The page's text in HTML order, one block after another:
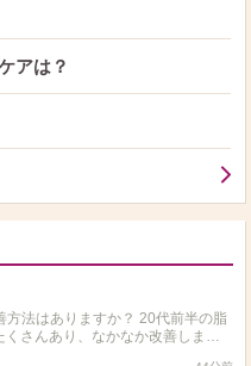
アは？
ますか？ 20代前半の脂
さんあり、なかなか改善しませ
ま…